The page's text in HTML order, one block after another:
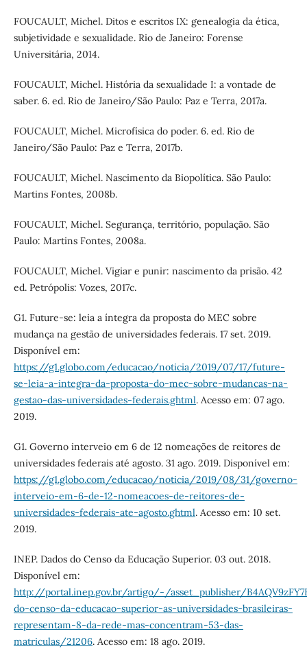
FOUCAULT, Michel. Ditos e escritos IX: genealogia da ética,
subjetividade e sexualidade. Rio de Janeiro: Forense
Universitária, 2014.
FOUCAULT, Michel. História da sexualidade I: a vontade de
saber. 6. ed. Rio de Janeiro/São Paulo: Paz e Terra, 2017a.
FOUCAULT, Michel. Microfísica do poder. 6. ed. Rio de
Janeiro/São Paulo: Paz e Terra, 2017b.
FOUCAULT, Michel. Nascimento da Biopolítica. São Paulo:
Martins Fontes, 2008b.
FOUCAULT, Michel. Segurança, território, população. São
Paulo: Martins Fontes, 2008a.
FOUCAULT, Michel. Vigiar e punir: nascimento da prisão. 42
ed. Petrópolis: Vozes, 2017c.
G1. Future-se: leia a íntegra da proposta do MEC sobre
mudança na gestão de universidades federais. 17 set. 2019.
Disponível em:
https://g1.globo.com/educacao/noticia/2019/07/17/future-
se-leia-a-integra-da-proposta-do-mec-sobre-mudancas-na-
gestao-das-universidades-federais.ghtml. Acesso em: 07 ago.
2019.
G1. Governo interveio em 6 de 12 nomeações de reitores de
universidades federais até agosto. 31 ago. 2019. Disponível em:
https://g1.globo.com/educacao/noticia/2019/08/31/governo-
interveio-em-6-de-12-nomeacoes-de-reitores-de-
universidades-federais-ate-agosto.ghtml. Acesso em: 10 set.
2019.
INEP. Dados do Censo da Educação Superior. 03 out. 2018.
Disponível em:
http://portal.inep.gov.br/artigo/-/asset_publisher/
do-censo-da-educacao-superior-as-universidades-brasileiras-
representam-8-da-rede-mas-concentram-53-das-
matriculas/21206. Acesso em: 18 ago. 2019.